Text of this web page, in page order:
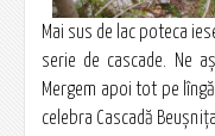
Mai sus de lac poteca
serie de cascade. Ne
Mergem apoi tot pe
celebra Cascadă